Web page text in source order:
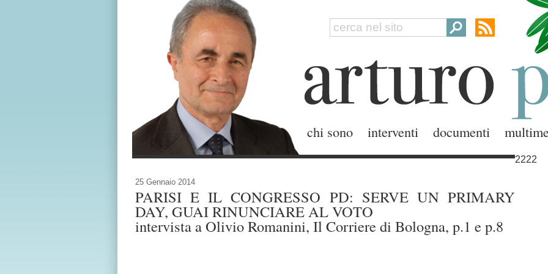
chi sono interventi documenti
2222
25 Gennaio 2014
PARISI E IL CONGRESSO PD: SERVE UN PRIMARY
DAY, GUAI RINUNCIARE AL VOTO
intervista a Olivio Romanini, Il Corriere di Bologna, p.1 e p.8